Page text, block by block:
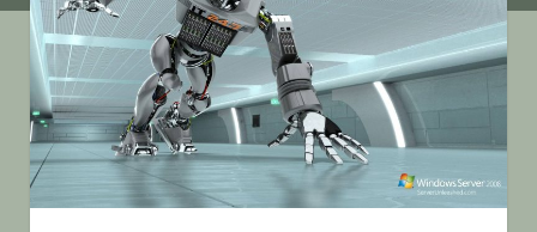
Chi sono
Contatto